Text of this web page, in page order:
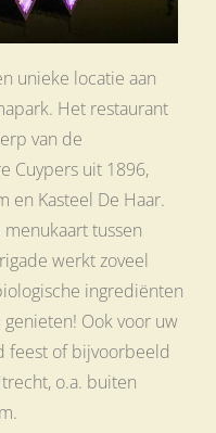
unieke locatie aan
Het restaurant
van de
Cuypers uit 1896,
en Kasteel De Haar.
tussen
werkt zoveel
ingrediënten
Ook voor uw
feest of bijvoorbeeld
o.a. buiten